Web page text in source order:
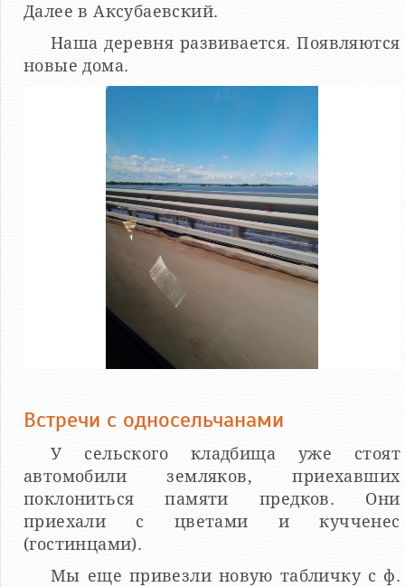
Далее в Аксубаевский.
Наша деревня развивается. Появляются
новые дома.
Встречи с односельчанами
У сельского кладбища уже стоят
автомобили земляков, приехавших
поклониться памяти предков. Они
приехали с цветами и кучченес
(гостинцами).
Мы еще привезли новую табличку с ф.